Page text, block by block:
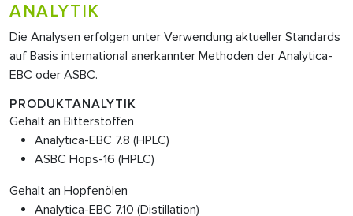
ANALYTIK
Die Analysen erfolgen unter Verwendung aktueller Standards
auf Basis international anerkannter Methoden der Analytica-
EBC oder ASBC.
PRODUKTANALYTIK
Gehalt an Bitterstoffen
Analytica-EBC 7.8 (HPLC)
ASBC Hops-16 (HPLC)
Gehalt an Hopfenölen
Analytica-EBC 7.10 (Distillation)